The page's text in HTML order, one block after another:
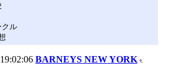
クル
BARNEYS NEW YORK